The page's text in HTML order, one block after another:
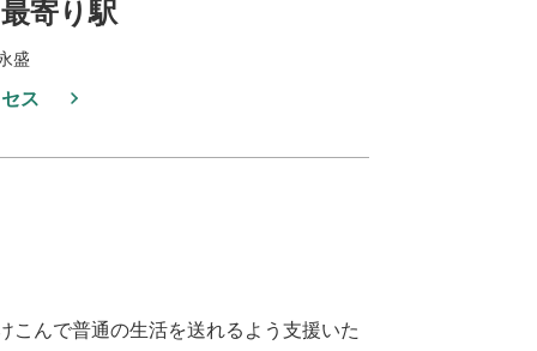
最寄り駅
盛
ス
んで普通の生活を送れるよう支援いた